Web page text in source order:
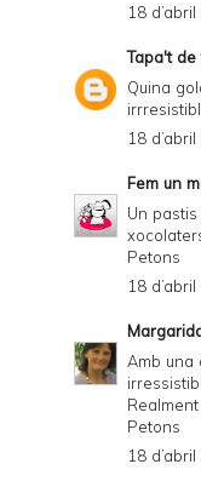
18
Tapa't
Quina
18
Fem un
Un
Petons
18
Amb una
Petons
18